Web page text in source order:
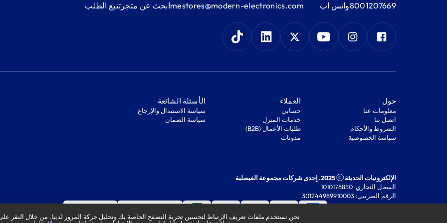
8001207669واتس اب mestores@modern-electronics.comابحث عن متجر ‫تتبع الطلب‬
‫حول‬
معلومات عنا
اتصل بنا
‫الشروط والأحكام‬
‫سياسة الخصوصية‬
‫العملاء‬
‫حسابي‬
‫خدمات المنزل‬
‫طلبات الأعمال (B2B)‬
مدونات
‫الأسئلة الشائعة‬
‫سياسة الاستبدال والإرجاع‬
‫سياسة الضمان‬
الإلكترونيات الحديثة
2025. إحدى شركات مجموعة الفيصلية
السجل التجاري: 1010178850
الرقم الضريبي: 301244989910003
نحن نستخدم ملفات تعريف الارتباط لتحسين تجربة التصفح الخاصة بك وتحليل حركة المرور لدينا. من خلال النقر